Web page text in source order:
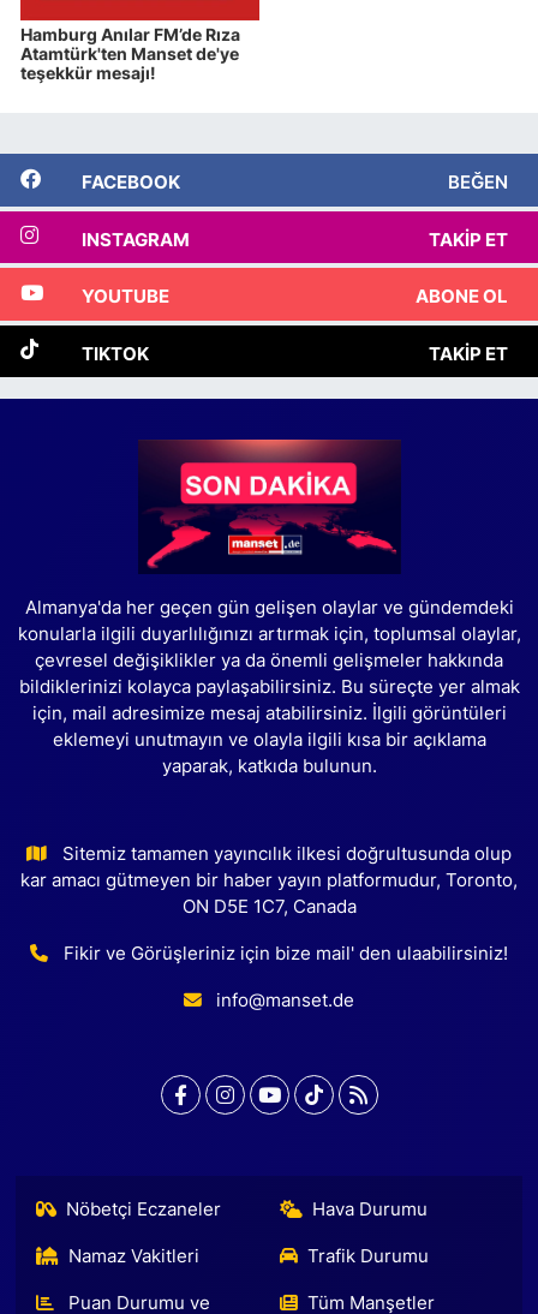
Hamburg Anılar FM’de Rıza
Atamtürk'ten Manset de'ye
teşekkür mesajı!
FACEBOOK BEĞEN
INSTAGRAM TAKIP ET
YOUTUBE ABONE OL
TIKTOK TAKIP ET
Almanya'da her geçen gün gelişen olaylar ve gündemdeki
konularla ilgili duyarlılığınızı artırmak için, toplumsal olaylar,
çevresel değişiklikler ya da önemli gelişmeler hakkında
bildiklerinizi kolayca paylaşabilirsiniz. Bu süreçte yer almak
için, mail adresimize mesaj atabilirsiniz. İlgili görüntüleri
eklemeyi unutmayın ve olayla ilgili kısa bir açıklama
yaparak, katkıda bulunun.
Sitemiz tamamen yayıncılık ilkesi doğrultusunda olup
kar amacı gütmeyen bir haber yayın platformudur, Toronto,
ON D5E 1C7, Canada
Fikir ve Görüşleriniz için bize mail' den ulaabilirsiniz!
info@manset.de
Nöbetçi Eczaneler Hava Durumu
Namaz Vakitleri Trafik Durumu
Puan Durumu ve Tüm Manşetler